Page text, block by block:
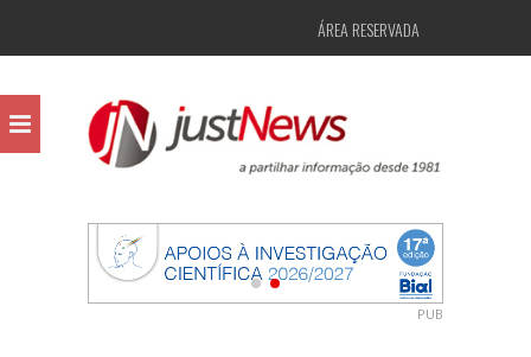
ÁREA RESERVADA
PUB